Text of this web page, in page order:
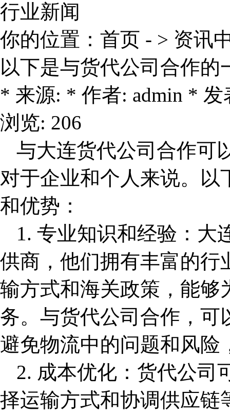
行业新闻
你的位置： 首页 - > 资讯
以下是与货代公司合作的
* 来源: * 作者: admin * 发
浏览: 206
与大连货代公司 合作可
对于企业和个人来说。
和优势：
1. 专业知识和经验： 大
供商，他们拥有丰富的行
输方式和海关政策，能够
务。与货代公司合作，可
避免物流中的问题和风险
2. 成本优化：货代公司
择运输方式和协调供应链